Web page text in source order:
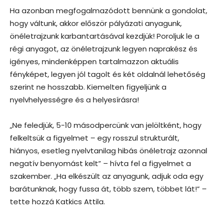
Ha azonban megfogalmazódott bennünk a gondolat,
hogy váltunk, akkor először pályázati anyagunk,
önéletrajzunk karbantartásával kezdjük! Poroljuk le a
régi anyagot, az önéletrajzunk legyen naprakész és
igényes, mindenképpen tartalmazzon aktuális
fényképet, legyen jól tagolt és két oldalnál lehetőség
szerint ne hosszabb. Kiemelten figyeljünk a
nyelvhelyességre és a helyesírásra!
„Ne feledjük, 5-10 másodpercünk van jelöltként, hogy
felkeltsük a figyelmet – egy rosszul strukturált,
hiányos, esetleg nyelvtanilag hibás önéletrajz azonnal
negatív benyomást kelt” – hívta fel a figyelmet a
szakember. „Ha elkészült az anyagunk, adjuk oda egy
barátunknak, hogy fussa át, több szem, többet lát!” –
tette hozzá Katkics Attila.